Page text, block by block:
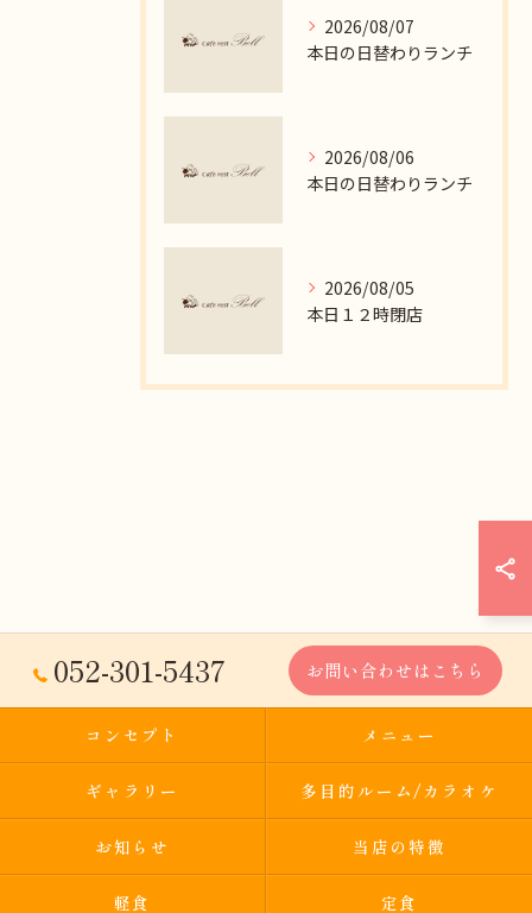
2026/08/07
本日の日替わりランチ
2026/08/06
本日の日替わりランチ
2026/08/05
本日１２時閉店
052-301-5437 お問い合わせはこちら
コンセプト メニュー
ギャラリー 多目的ルーム/カラオケ
お知らせ 当店の特徴
軽食 定食